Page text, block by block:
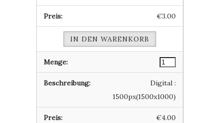
€3.00
IN DEN WARENKORB
Digital :
1500px(1500x1000)
€4.00